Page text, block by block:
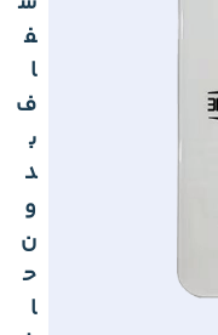
ف
ا
ف
ب
د
و
ن
ح
ا